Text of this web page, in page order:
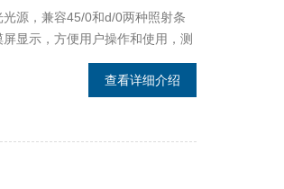
源，兼容45/0和d/0两种照射条
显示，方便用户操作和使用，测
查看详细介绍